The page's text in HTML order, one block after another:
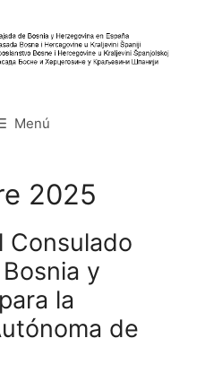
Menú
2025
Consulado
y
la
de